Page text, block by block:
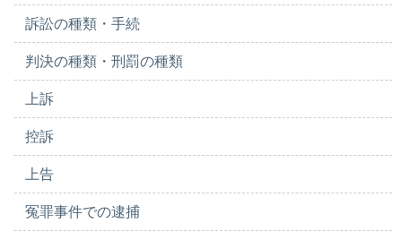
訴訟の種類・手続
判決の種類・刑罰の種類
上訴
控訴
上告
冤罪事件での逮捕